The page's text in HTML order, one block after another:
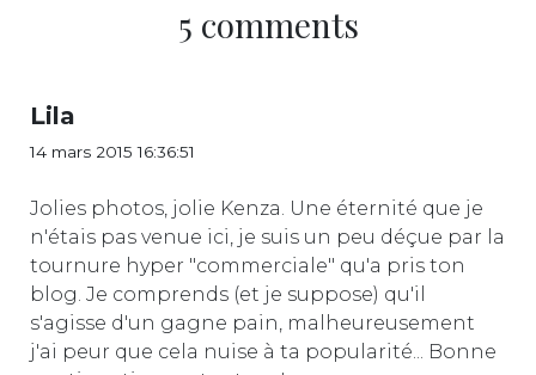
5 comments
Lila
14 mars 2015 16:36:51
Jolies photos, jolie Kenza. Une éternité que je
n'étais pas venue ici, je suis un peu déçue par la
tournure hyper "commerciale" qu'a pris ton
blog. Je comprends (et je suppose) qu'il
s'agisse d'un gagne pain, malheureusement
j'ai peur que cela nuise à ta popularité... Bonne